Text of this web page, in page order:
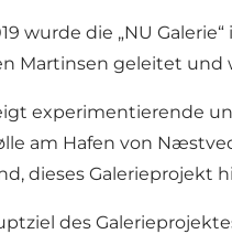
wurde die „NU
Martinsen geleitet
experimentierende
am Hafen von
dieses Galerieprojekt
des